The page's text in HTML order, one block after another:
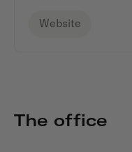
Website
The office